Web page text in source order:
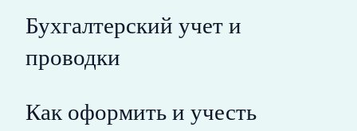
Бухгалтерский учет и
проводки
Как оформить и учесть